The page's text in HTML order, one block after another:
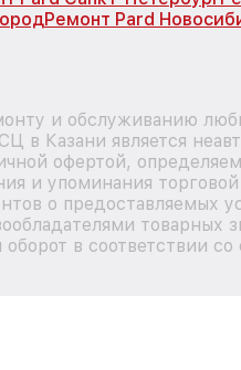
Ремонт Pard
и обслуживанию
в Казани является
офертой,
и упоминания
о предоставляемых
в соответствии